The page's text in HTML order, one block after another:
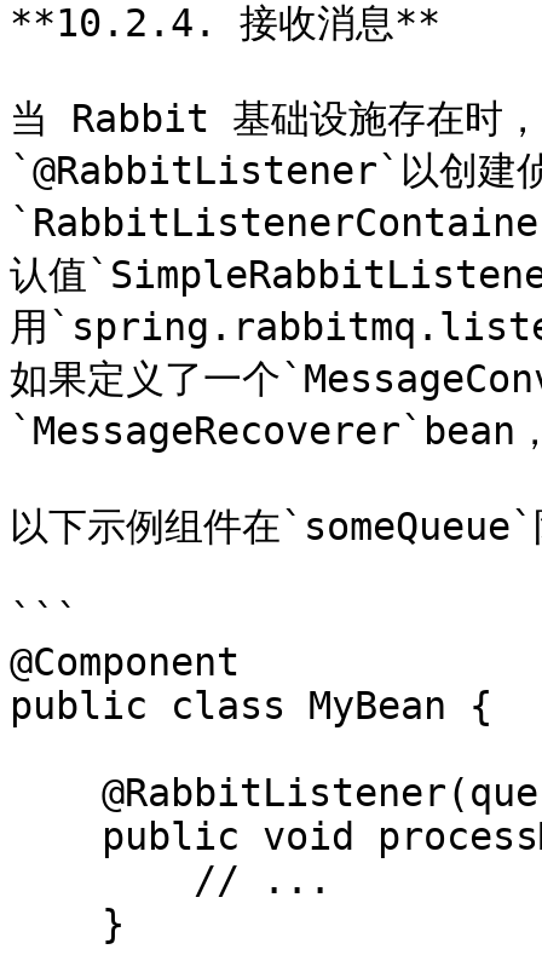
**10.2.4. 接收消息**
当 Rabbit 基础设施存在时
`@RabbitListener`以创建
认值
用
如果定义了一个
`MessageRecoverer`bean
以下示例组件在
```
@Component
public class MyBean {